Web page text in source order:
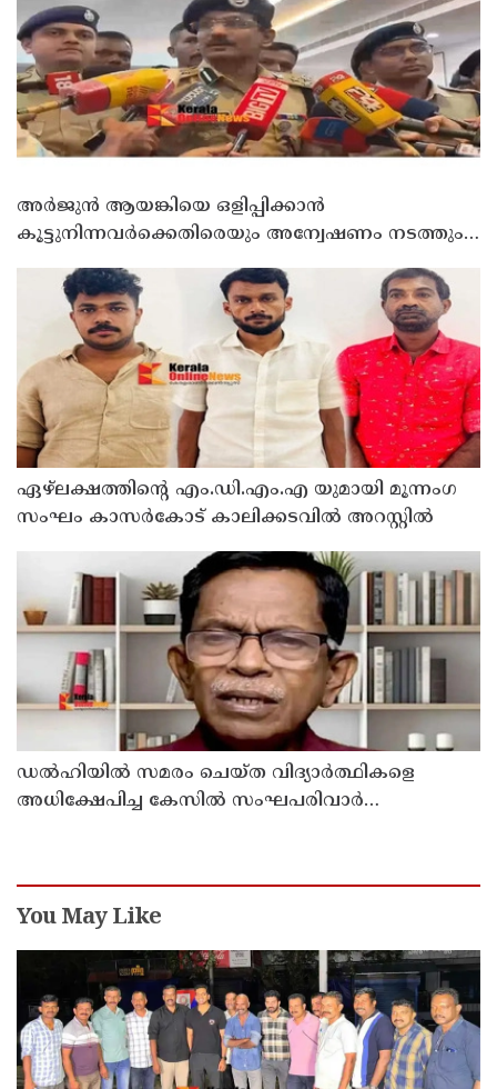
അർജുൻ ആയങ്കിയെ ഒളിപ്പിക്കാൻ
കൂട്ടുനിന്നവർക്കെതിരെയും അന്വേഷണം നടത്തും:
ഏഴ്ലക്ഷത്തിൻ്റെ എം.ഡി.എം.എ യുമായി മൂന്നംഗ
സംഘം കാസർകോട് കാലിക്കടവിൽ അറസ്റ്റിൽ
ഡൽഹിയിൽ സമരം ചെയ്ത വിദ്യാർത്ഥികളെ
അധിക്ഷേപിച്ച കേസില്‍ സംഘപരിവാർ
You May Like